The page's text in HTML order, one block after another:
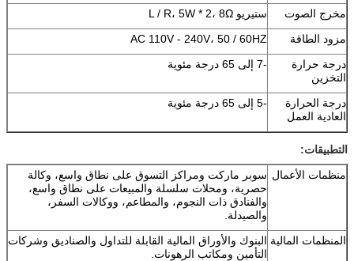
مخرج الصوت
ستيريو L / R، 5W * 2، 8Ω
مزود الطاقة
AC 110V - 240V، 50 / 60HZ
درجة حرارة
التخزين
-7 إلى 65 درجة مئوية
درجة الحرارة
العادية العمل
-5 إلى 65 درجة مئوية
التطبيقات:
منظمات الأعمال سوبر ماركت ومراكز التسوق على نطاق واسع، وكالة
حصرية، ومحلات سلسلة والمبيعات على نطاق واسع،
والفنادق ذات النجوم، والمطاعم، ووكالات السفر،
والصيدلة.
المنظمات المالية البنوك والأوراق المالية القابلة للتداول والصناديق وشركات
التأمين ومكاتب الرهونات.